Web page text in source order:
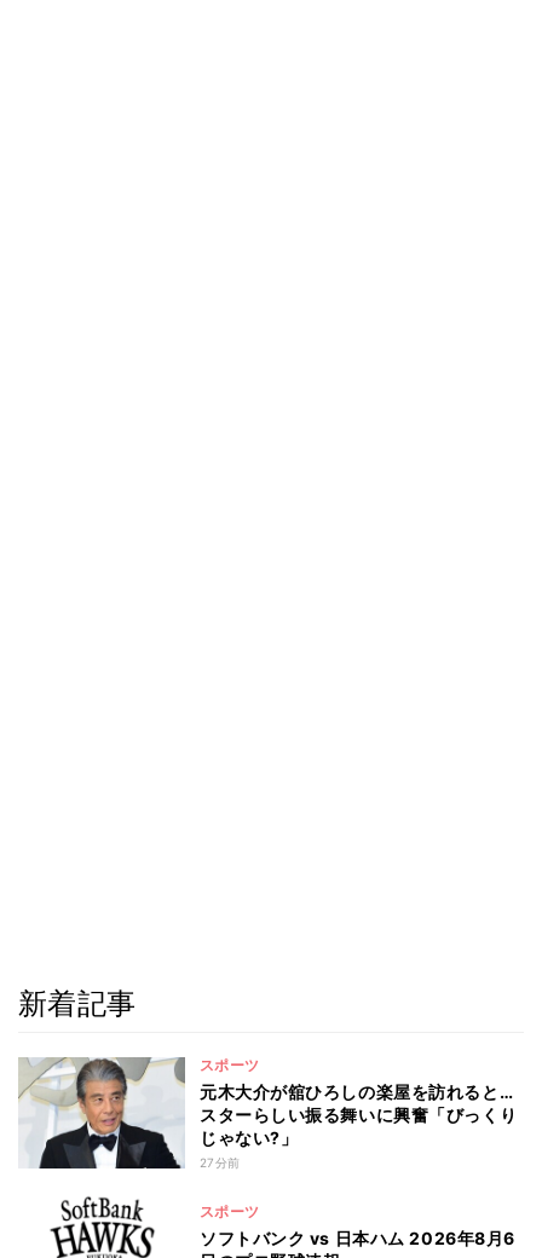
新着記事
スポーツ
元木大介が舘ひろしの楽屋を訪れると…
スターらしい振る舞いに興奮「びっくり
じゃない?」
27分前
スポーツ
ソフトバンク vs 日本ハム 2026年8月6